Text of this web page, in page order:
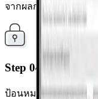
จากผลการค้นหา ให้เ
Step 04
ป้อนหมายเลขบัญชี